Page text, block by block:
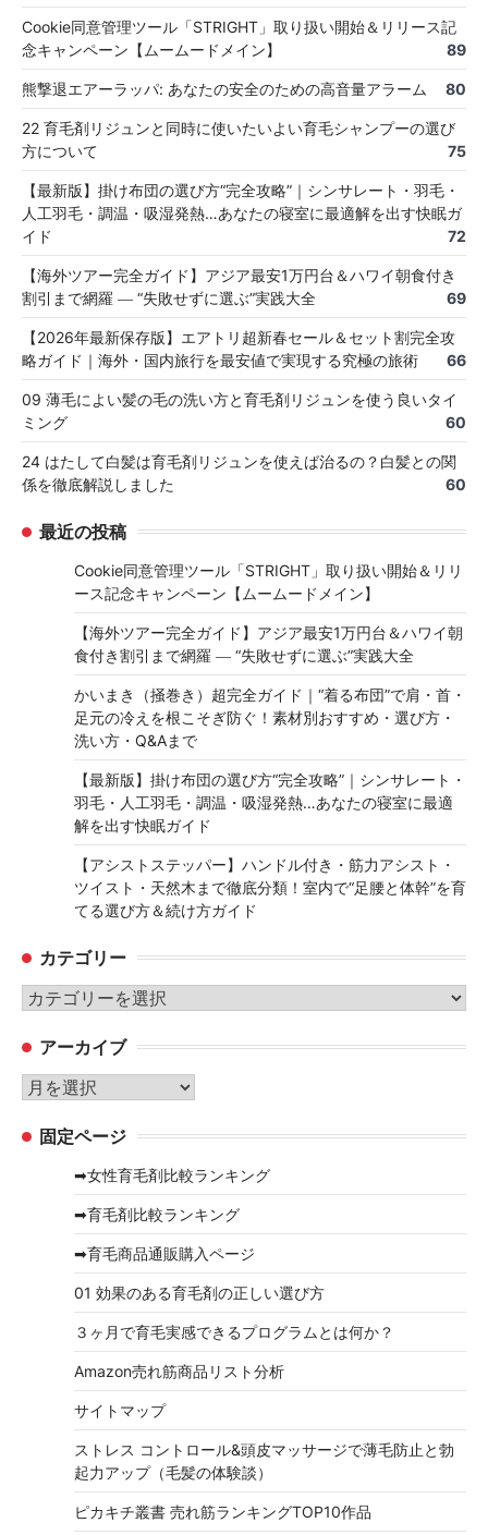
Cookie同意管理ツール「STRIGHT」取り扱い開始＆リリース記
念キャンペーン【ムームードメイン】
89
熊撃退エアーラッパ: あなたの安全のための高音量アラーム 80
22 育毛剤リジュンと同時に使いたいよい育毛シャンプーの選び
方について
75
【最新版】掛け布団の選び方“完全攻略”｜シンサレート・羽毛・
人工羽毛・調温・吸湿発熱…あなたの寝室に最適解を出す快眠ガ
イド
72
【海外ツアー完全ガイド】アジア最安1万円台＆ハワイ朝食付き
割引まで網羅 ― “失敗せずに選ぶ”実践大全
69
【2026年最新保存版】エアトリ超新春セール＆セット割完全攻
略ガイド｜海外・国内旅行を最安値で実現する究極の旅術
66
09 薄毛によい髪の毛の洗い方と育毛剤リジュンを使う良いタイ
ミング
60
24 はたして白髪は育毛剤リジュンを使えば治るの？白髪との関
係を徹底解説しました
60
最近の投稿
Cookie同意管理ツール「STRIGHT」取り扱い開始＆リリ
ース記念キャンペーン【ムームードメイン】
【海外ツアー完全ガイド】アジア最安1万円台＆ハワイ朝
食付き割引まで網羅 ― “失敗せずに選ぶ”実践大全
かいまき（掻巻き）超完全ガイド｜“着る布団”で肩・首・
足元の冷えを根こそぎ防ぐ！素材別おすすめ・選び方・
洗い方・Q&Aまで
【最新版】掛け布団の選び方“完全攻略”｜シンサレート・
羽毛・人工羽毛・調温・吸湿発熱…あなたの寝室に最適
解を出す快眠ガイド
【アシストステッパー】ハンドル付き・筋力アシスト・
ツイスト・天然木まで徹底分類！室内で“足腰と体幹”を育
てる選び方＆続け方ガイド
カテゴリー
カ
ゴ
リ
ー
アーカイブ
ア
カ 固定ページ
➡女性育毛剤比較ランキング
➡育毛剤比較ランキング
➡育毛商品通販購入ページ
01 効果のある育毛剤の正しい選び方
３ヶ月で育毛実感できるプログラムとは何か？
Amazon売れ筋商品リスト分析
サイトマップ
ストレス コントロール&頭皮マッサージで薄毛防止と勃
起力アップ（毛髪の体験談）
ピカキチ叢書 売れ筋ランキングTOP10作品